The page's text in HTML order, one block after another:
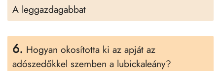
A leggazdagabbat
6. Hogyan okosította ki az apját az
adószedőkkel szemben a lubickaleány?